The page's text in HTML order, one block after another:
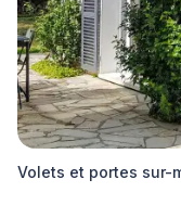
Volets et portes sur-